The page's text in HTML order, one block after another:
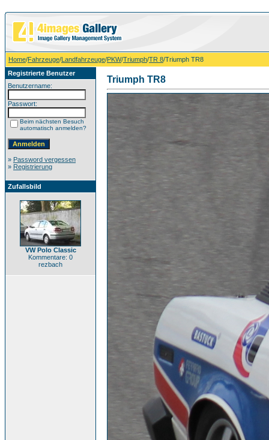
Home/Fahrzeuge/Landfahrzeuge/PKW/Triumph/TR 8/Triumph TR8
Registrierte Benutzer
Benutzername:
Passwort:
Beim nächsten Besuch
automatisch anmelden?
» Password vergessen
» Registrierung
Zufallsbild
VW Polo Classic
Kommentare: 0
rezbach
Triumph TR8